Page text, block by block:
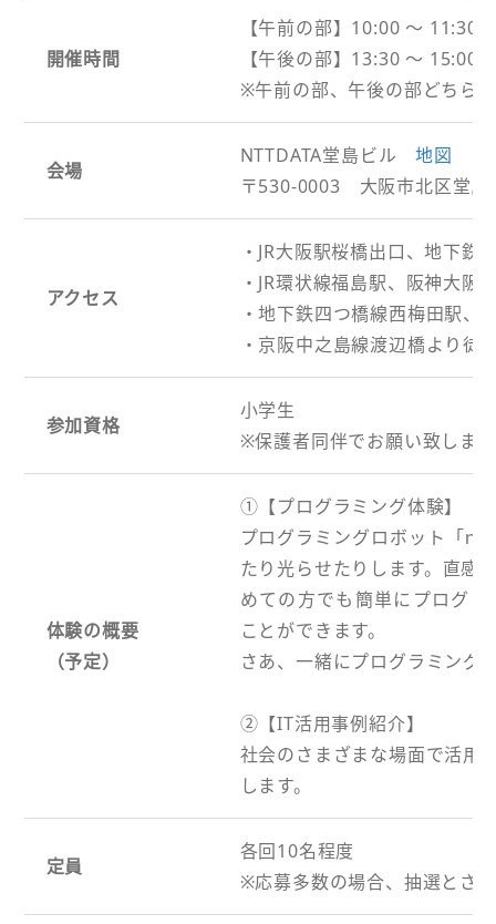
開催時間
【午前の部】10:00 ～ 11:30
【午後の部】13:30 ～ 15:00
※午前の部、午後の部どちら
会場
NTTDATA堂島ビル地図
〒530-0003 大阪市北区堂島
アクセス
・JR大阪駅桜橋出口、地下
・JR環状線福島駅、阪神大阪
・地下鉄四つ橋線西梅田駅、
・京阪中之島線渡辺橋より徒
参加資格
小学生
※保護者同伴でお願い致しま
体験の概要
（予定）
①【プログラミング体験】
プログラミングロボット「ｍ
たり光らせたりします。直感
めての方でも簡単にプログ
ことができます。
さあ、一緒にプログラミング
②【IT活用事例紹介】
社会のさまざまな場面で活用
します。
定員
各回10名程度
※応募多数の場合、抽選とさ